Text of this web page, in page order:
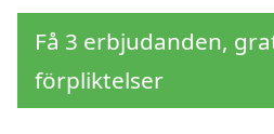
Få 3 erbjudanden,
förpliktelser